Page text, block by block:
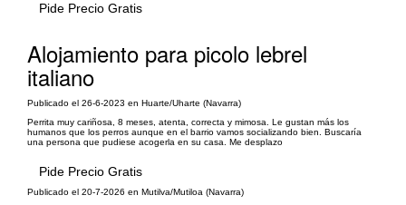
Pide Precio Gratis
Alojamiento para picolo lebrel
italiano
Publicado el 26-6-2023 en Huarte/Uharte (Navarra)
Perrita muy cariñosa, 8 meses, atenta, correcta y mimosa. Le gustan más los
humanos que los perros aunque en el barrio vamos socializando bien. Buscaría
una persona que pudiese acogerla en su casa. Me desplazo
Pide Precio Gratis
Publicado el 20-7-2026 en Mutilva/Mutiloa (Navarra)